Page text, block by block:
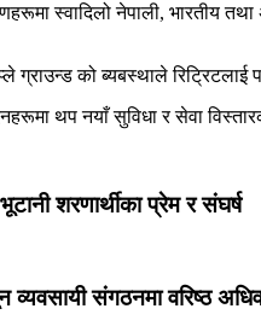
स्वादिलो नेपाली, भारतीय तथा
ग्राउन्ड को ब्यबस्थाले
थप नयाँ सुविधा र सेवा
शरणार्थीका प्रेम र संघर्ष
संगठनमा वरिष्ठ